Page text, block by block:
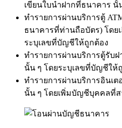
เขียนใบนำฝากที่ธนาคาร นั้
ทำรายการผ่านบริการตู้
ธนาคารที่ท่านถือบัตร) โดย
ระบุเลขที่บัญชีให้ถูกต้อง
ทำรายการผ่านบริการตู้รับ
นั้น ๆ โดยระบุเลขที่บัญชีให้
ทำรายการผ่านบริการอินเ
นั้น ๆ โดยเพิ่มบัญชีบุคคลที่ส